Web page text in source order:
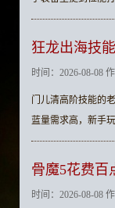
狂龙出海技
时间：2026-08-08
门儿清高阶技能的
蓝量需求高，新手
骨魔5花费百
时间：2026-08-08